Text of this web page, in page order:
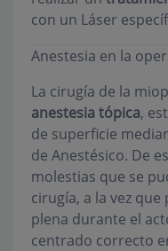
con un Láser
Anestesia en la
La cirugía de la
anestesia tópica,
de superficie
de Anestésico. De
molestias que se
cirugía, a la vez
plena durante el
centrado correcto